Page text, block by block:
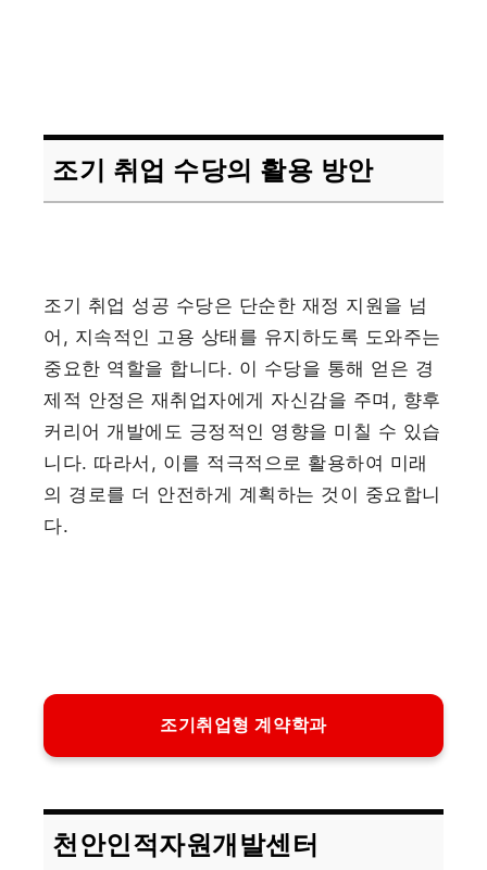
조기 취업 수당의 활용 방안
조기 취업 성공 수당은 단순한 재정 지원을 넘
어, 지속적인 고용 상태를 유지하도록 도와주는
중요한 역할을 합니다. 이 수당을 통해 얻은 경
제적 안정은 재취업자에게 자신감을 주며, 향후
커리어 개발에도 긍정적인 영향을 미칠 수 있습
니다. 따라서, 이를 적극적으로 활용하여 미래
의 경로를 더 안전하게 계획하는 것이 중요합니
다.
조기취업형 계약학과
천안인적자원개발센터